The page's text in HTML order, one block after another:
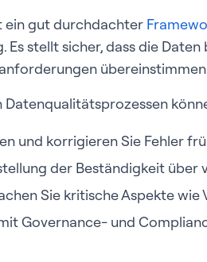
ein gut durchdachter
Es stellt sicher, dass die
Datenqualitätsprozessen
und korrigieren Sie Fehler
der Beständigkeit über
Sie kritische Aspekte
Governance- und